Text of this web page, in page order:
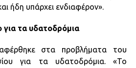
ήδη υπάρχει ενδιαφέρον».
για τα υδατοδρόμια
στα προβλήματα του
για τα υδατοδρόμια. «Το